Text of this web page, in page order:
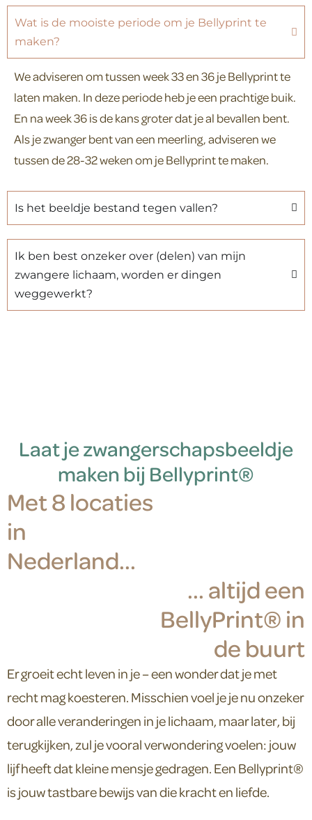
Wat is de mooiste periode om je Bellyprint te
maken?
We adviseren om tussen week 33 en 36 je Bellyprint te
laten maken. In deze periode heb je een prachtige buik.
En na week 36 is de kans groter dat je al bevallen bent.
Als je zwanger bent van een meerling, adviseren we
tussen de 28-32 weken om je Bellyprint te maken.
Is het beeldje bestand tegen vallen?
Ik ben best onzeker over (delen) van mijn
zwangere lichaam, worden er dingen
weggewerkt?
Laat je zwangerschapsbeeldje
maken bij Bellyprint®
Met 8 locaties
in
Nederland...
... altijd een
BellyPrint® in
de buurt
Er groeit echt leven in je – een wonder dat je met
recht mag koesteren. Misschien voel je je nu onzeker
door alle veranderingen in je lichaam, maar later, bij
terugkijken, zul je vooral verwondering voelen: jouw
lijf heeft dat kleine mensje gedragen. Een Bellyprint®
is jouw tastbare bewijs van die kracht en liefde.